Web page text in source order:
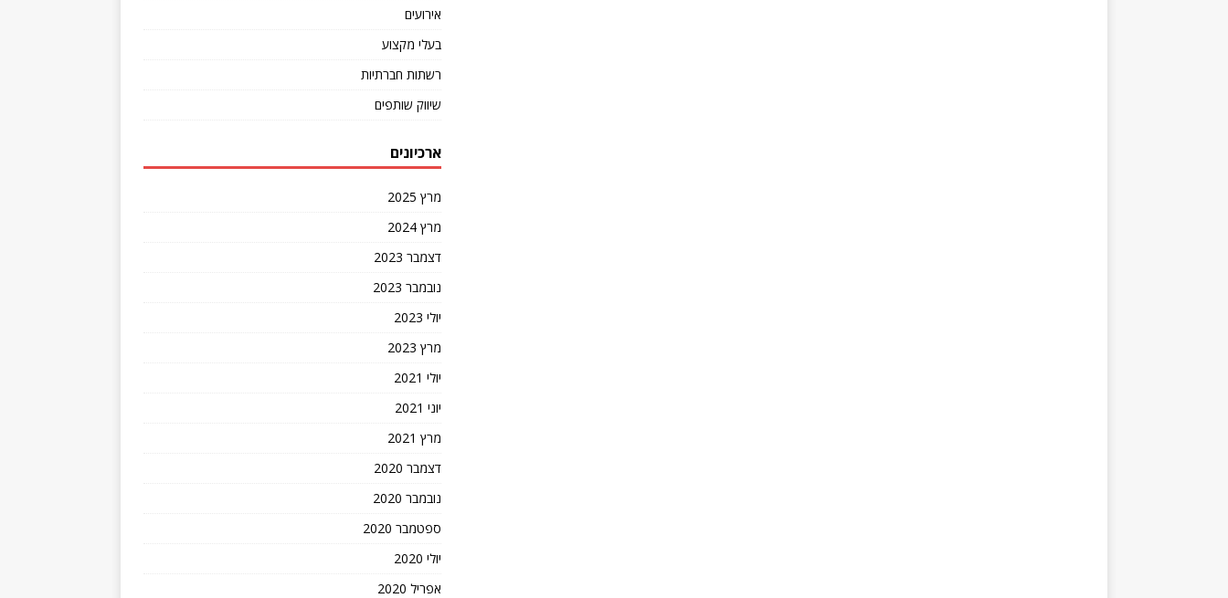
אירועים
בעלי מקצוע
רשתות חברתיות
שיווק שותפים
ארכיונים
מרץ 2025
מרץ 2024
דצמבר 2023
נובמבר 2023
יולי 2023
מרץ 2023
יולי 2021
יוני 2021
מרץ 2021
דצמבר 2020
נובמבר 2020
ספטמבר 2020
יולי 2020
אפריל 2020